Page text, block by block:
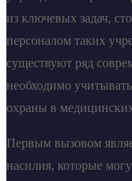
из ключевых задач,
персоналом таких
существуют ряд
необходимо
охраны в
Первым вызовом
насилия, которые